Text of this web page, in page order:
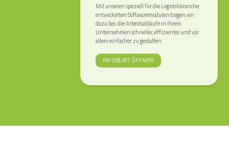
Mit unseren speziell für die Logistikbranche
entwickelten Softwaremodulen tragen wir
dazu bei, die Arbeitsabläufe in Ihrem
Unternehmen schneller, effizienter und vor
allem einfacher zu gestalten.
INFOBLATT ÖFFNEN